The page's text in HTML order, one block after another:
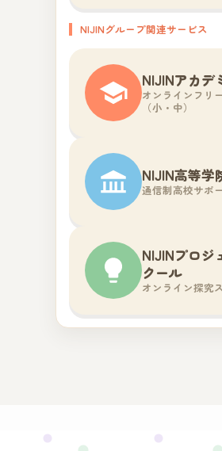
NIJINグループ関連サービス
NIJINアカデ
オンラインフリ
（小・中）
NIJIN高等学
通信制高校サポ
NIJINプロジ
クール
オンライン探究